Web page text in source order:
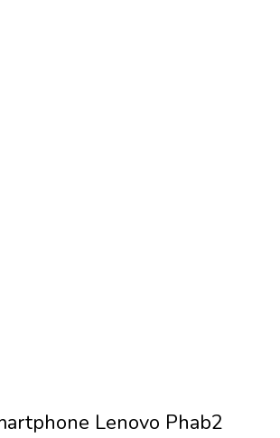
Lenovo Phab2